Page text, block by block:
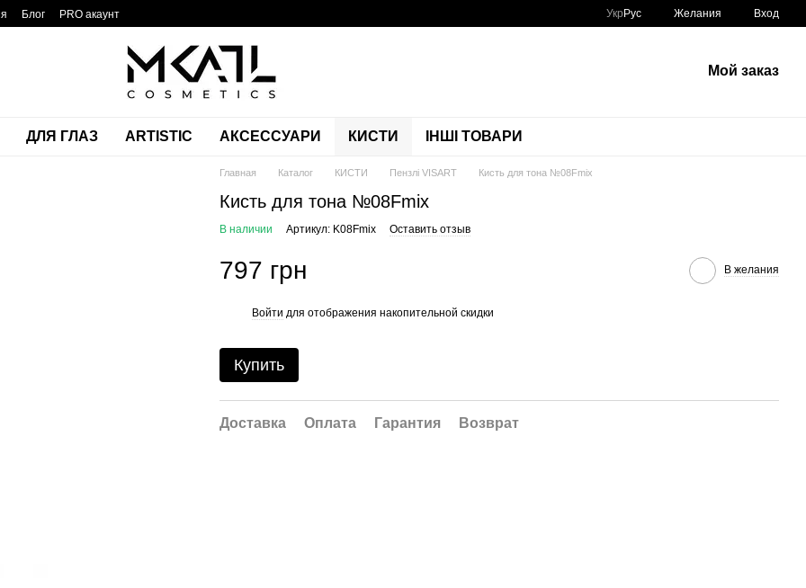
Блог PRO акаунт Укр Рус Желания Вход
Мой заказ
ДЛЯ ГЛАЗ ARTISTIC АКСЕССУАРИ КИСТИ ІНШІ ТОВАРИ
Главная Каталог КИСТИ Пензлі VISART Кисть для тона №08Fmix
Кисть для тона №08Fmix
В наличии Артикул: K08Fmix Оставить отзыв
797 грн В желания
Войти для отображения накопительной скидки
Купить
Доставка Оплата Гарантия Возврат